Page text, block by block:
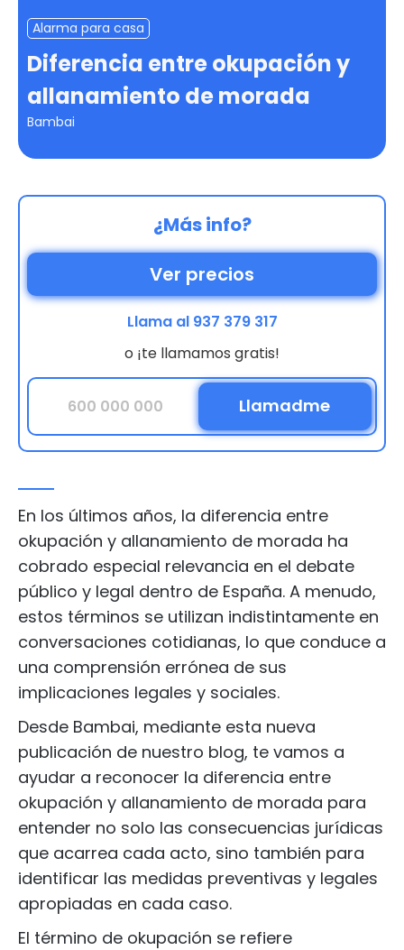
Alarma para casa
Diferencia entre okupación y
allanamiento de morada
Bambai
¿Más info?
Ver precios
Llama al 937 379 317
o ¡te llamamos gratis!
En los últimos años, la diferencia entre
okupación y allanamiento de morada ha
cobrado especial relevancia en el debate
público y legal dentro de España. A menudo,
estos términos se utilizan indistintamente en
conversaciones cotidianas, lo que conduce a
una comprensión errónea de sus
implicaciones legales y sociales.
Desde Bambai, mediante esta nueva
publicación de nuestro blog, te vamos a
ayudar a reconocer la diferencia entre
okupación y allanamiento de morada para
entender no solo las consecuencias jurídicas
que acarrea cada acto, sino también para
identificar las medidas preventivas y legales
apropiadas en cada caso.
El término de okupación se refiere